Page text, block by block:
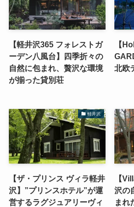
【軽井沢365 フォレストガ
ーデン八風台】四季折々の
自然に包まれ、贅沢な環境
が揃った貸別荘
【
北欧
軽井沢
【ザ・プリンス ヴィラ軽井
沢】”プリンスホテル”が運
営するラグジュアリーヴィ
【
沢の
まれ